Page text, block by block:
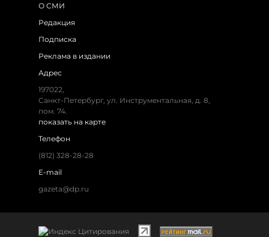
О СМИ
Редакция
Подписка
Реклама в издании
Адрес
197022,
Санкт-Петербург, ул. Инструментальная, д. 8,
пом. 74.
показать на карте
Телефон
(812) 328-28-28
E-mail
gazeta@dp.ru